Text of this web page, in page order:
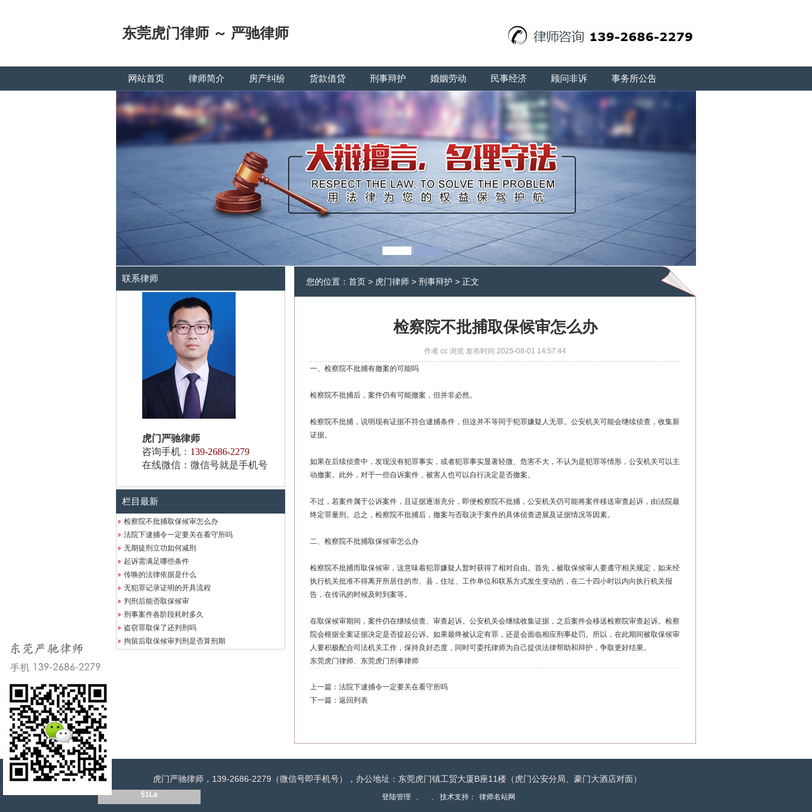
东莞虎门律师 ～ 严驰律师
网站首页 律师简介 房产纠纷 货款借贷 刑事辩护 婚姻劳动 民事经济 顾问非诉 事务所公告
联系律师
虎门严驰律师
咨询手机： 139-2686-2279
在线微信：微信号就是手机号
栏目最新
检察院不批捕取保候审怎么办
法院下逮捕令一定要关在看守所吗
无期徒刑立功如何减刑
起诉需满足哪些条件
传唤的法律依据是什么
无犯罪记录证明的开具流程
判刑后能否取保候审
刑事案件各阶段耗时多久
盗窃罪取保了还判刑吗
拘留后取保候审判刑是否算刑期
您的位置： 首页 > 虎门律师 > 刑事辩护 > 正文
检察院不批捕取保候审怎么办
作者 cc 浏览 发布时间 2025-08-01 14:57:44
一、检察院不批捕有撤案的可能吗
检察院不批捕后，案件仍有可能撤案，但并非必然。
检察院不批捕，说明现有证据不符合逮捕条件，但这并不等同于犯罪嫌疑人无罪。公安机关可能会继续侦查，收集新
证据。
如果在后续侦查中，发现没有犯罪事实，或者犯罪事实显著轻微、危害不大，不认为是犯罪等情形，公安机关可以主
动撤案。此外，对于一些自诉案件，被害人也可以自行决定是否撤案。
不过，若案件属于公诉案件，且证据逐渐充分，即便检察院不批捕，公安机关仍可能将案件移送审查起诉，由法院最
终定罪量刑。总之，检察院不批捕后，撤案与否取决于案件的具体侦查进展及证据情况等因素。
二、检察院不批捕取保候审怎么办
检察院不批捕而取保候审，这意味着犯罪嫌疑人暂时获得了相对自由。首先，被取保候审人要遵守相关规定，如未经
执行机关批准不得离开所居住的市、县，住址、工作单位和联系方式发生变动的，在二十四小时以内向执行机关报
告，在传讯的时候及时到案等。
在取保候审期间，案件仍在继续侦查、审查起诉。公安机关会继续收集证据，之后案件会移送检察院审查起诉。检察
院会根据全案证据决定是否提起公诉。如果最终被认定有罪，还是会面临相应刑事处罚。所以，在此期间被取保候审
人要积极配合司法机关工作，保持良好态度，同时可委托律师为自己提供法律帮助和辩护，争取更好结果。
东莞虎门律师、 东莞虎门刑事律师
上一篇： 法院下逮捕令一定要关在看守所吗
下一篇： 返回列表
虎门严驰律师，139-2686-2279（微信号即手机号），办公地址：东莞虎门镇工贸大厦B座11楼（虎门公安分局、豪门大酒店对面）
登陆管理 、
51La 、 技术支持： 律师名站网